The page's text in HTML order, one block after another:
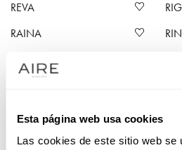
Esta página web usa cookies
Las cookies de este sitio web se
REVA
RAINA
RIK